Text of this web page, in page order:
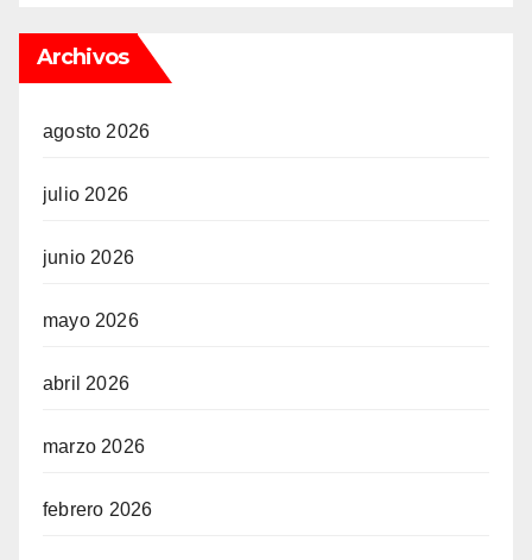
Archivos
agosto 2026
julio 2026
junio 2026
mayo 2026
abril 2026
marzo 2026
febrero 2026